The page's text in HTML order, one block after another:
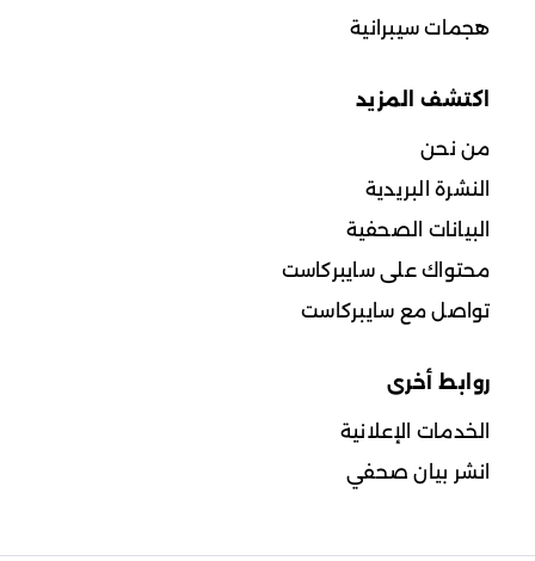
هجمات سيبرانية
اكتشف المزيد
من نحن
النشرة البريدية
البيانات الصحفية
محتواك على سايبركاست
تواصل مع سايبركاست
روابط أخرى
الخدمات الإعلانية
انشر بيان صحفي